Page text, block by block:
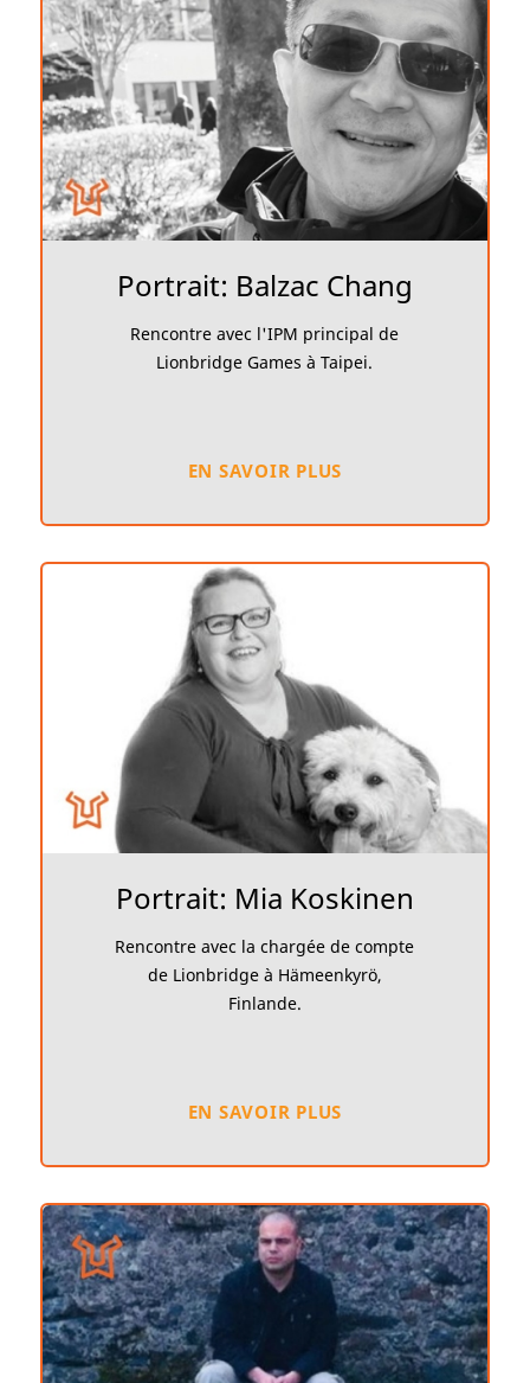
Portrait: Balzac Chang
Rencontre avec l'IPM principal de
Lionbridge Games à Taipei.
EN SAVOIR PLUS
Portrait: Mia Koskinen
Rencontre avec la chargée de compte
de Lionbridge à Hämeenkyrö,
Finlande.
EN SAVOIR PLUS